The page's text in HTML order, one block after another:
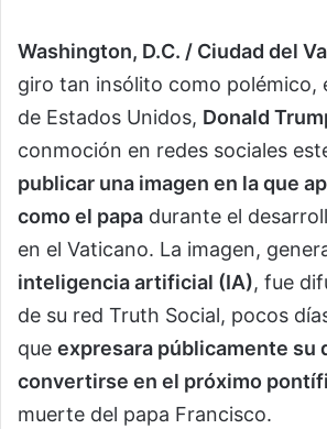
Washington, D.C. / Ciudad del
giro tan insólito como polémico,
de Estados Unidos, Donald
conmoción en redes sociales
publicar una imagen en la que
como el papa durante el
en el Vaticano. La imagen,
inteligencia artificial (IA), fue
de su red Truth Social, pocos
que expresara públicamente su
convertirse en el próximo
muerte del papa Francisco.